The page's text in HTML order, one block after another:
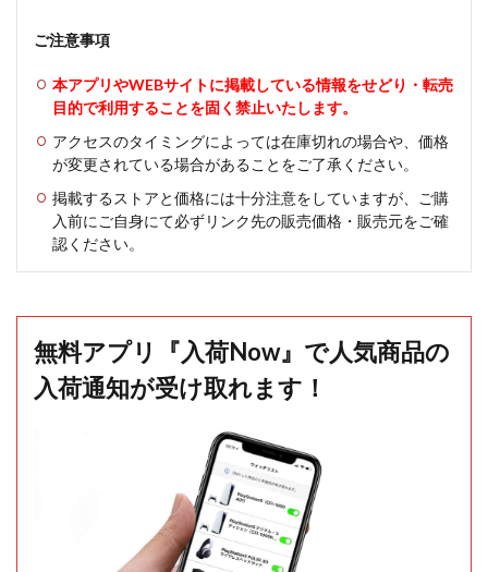
ご注意事項
本アプリやWEBサイトに掲載している情報をせどり・転売
目的で利用することを固く禁止いたします。
アクセスのタイミングによっては在庫切れの場合や、価格
が変更されている場合があることをご了承ください。
掲載するストアと価格には十分注意をしていますが、ご購
入前にご自身にて必ずリンク先の販売価格・販売元をご確
認ください。
無料アプリ『入荷Now』で人気商品の
入荷通知が受け取れます！